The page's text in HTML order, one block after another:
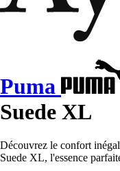
Puma
Suede XL
Découvrez le confort
Suede XL, l'essence